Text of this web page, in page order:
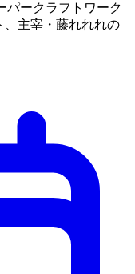
パークラフトワーク
、主宰・藤れれれの